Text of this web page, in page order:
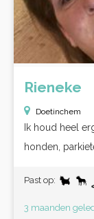
Rieneke
Doetinchem
Ik houd heel
honden,
Past op:
3 maanden